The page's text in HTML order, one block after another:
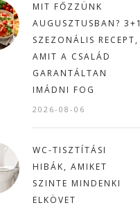
MIT FŐZZÜNK
AUGUSZTUSBAN? 3+1
SZEZONÁLIS RECEPT,
AMIT A CSALÁD
GARANTÁLTAN
IMÁDNI FOG
2026-08-06
WC-TISZTÍTÁSI
HIBÁK, AMIKET
SZINTE MINDENKI
ELKÖVET